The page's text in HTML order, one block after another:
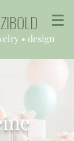
• design